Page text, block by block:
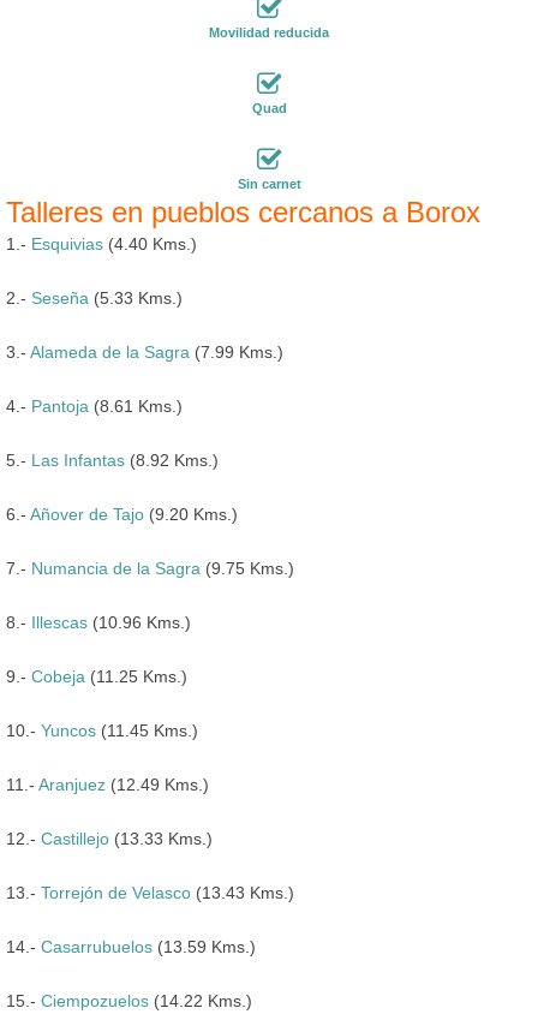
Movilidad reducida
Quad
Sin carnet
Talleres en pueblos cercanos a Borox
1.- Esquivias (4.40 Kms.)
2.- Seseña (5.33 Kms.)
3.- Alameda de la Sagra (7.99 Kms.)
4.- Pantoja (8.61 Kms.)
5.- Las Infantas (8.92 Kms.)
6.- Añover de Tajo (9.20 Kms.)
7.- Numancia de la Sagra (9.75 Kms.)
8.- Illescas (10.96 Kms.)
9.- Cobeja (11.25 Kms.)
10.- Yuncos (11.45 Kms.)
11.- Aranjuez (12.49 Kms.)
12.- Castillejo (13.33 Kms.)
13.- Torrejón de Velasco (13.43 Kms.)
14.- Casarrubuelos (13.59 Kms.)
15.- Ciempozuelos (14.22 Kms.)